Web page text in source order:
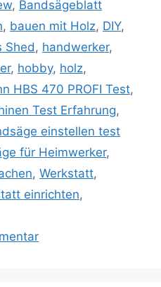
, Bandsägeblatt
, bauen mit Holz, DIY,
Shed , handwerker,
, hobby, holz,
HBS 470 PROFI Test,
Test Erfahrung,
einstellen test
für Heimwerker,
, Werkstatt,
einrichten,